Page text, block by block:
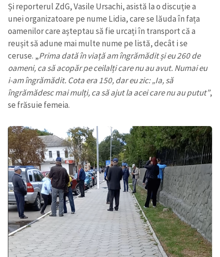
Și reporterul ZdG, Vasile Ursachi, asistă la o discuție a
unei organizatoare pe nume Lidia, care se lăuda în fața
oamenilor care așteptau să fie urcați în transport că a
reușit să adune mai multe nume pe listă, decât i se
ceruse. „Prima dată în viață am îngrămădit și eu 260 de
oameni, ca să acopăr pe ceilalți care nu au avut. Numai eu
i-am îngrămădit. Cota era 150, dar eu zic: „Ia, să
îngrămădesc mai mulți, ca să ajut la acei care nu au putut”,
se frăsuie femeia.